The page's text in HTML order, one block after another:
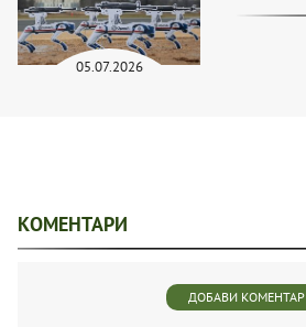
05.07.2026
КОМЕНТАРИ
ДОБАВИ КОМЕНТАР